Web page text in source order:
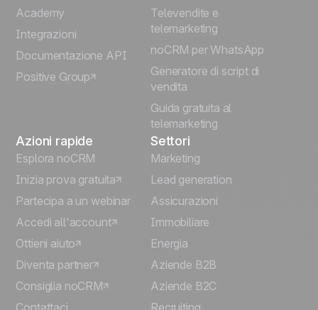
Español
Português
Deutsch
Academy
Integrazioni
Documentazione API
Positive Group
Televendite e
telemarketing
noCRM per WhatsApp
Generatore di script di
vendita
Guida gratuita al
telemarketing
Azioni rapide
Esplora noCRM
Inizia prova gratuita
Partecipa a un webinar
Accedi all'account
Ottieni aiuto
Diventa partner
Consiglia noCRM
Settori
Marketing
Lead generation
Assicurazioni
Immobiliare
Energia
Aziende B2B
Aziende B2C